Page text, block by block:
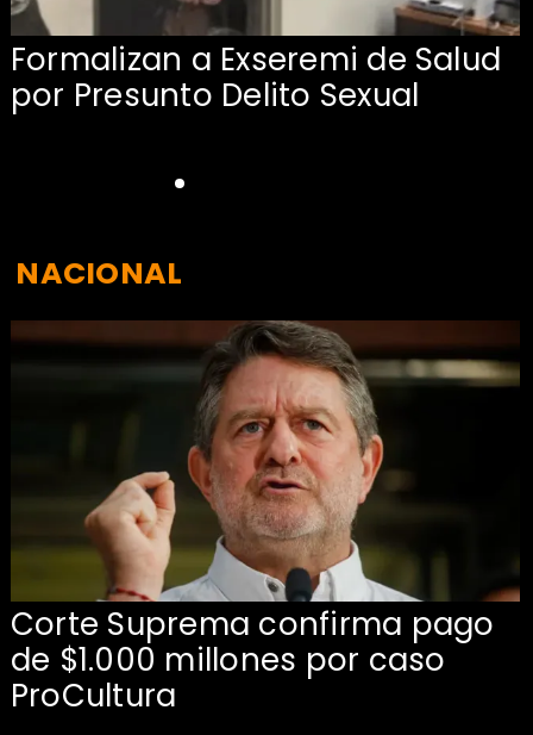
Formalizan a Exseremi de Salud
por Presunto Delito Sexual
Corte Suprema confirma pago
de $1.000 millones por caso
ProCultura
NACIONAL